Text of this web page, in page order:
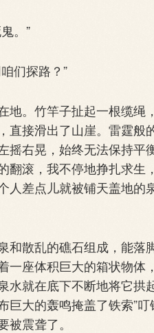
。”
们探路？”
。竹竿子扯起一根缆绳
直接滑出了山崖。雷霆
摇右晃，始终无法保持
翻滚，我不停地挣扎求
人差点儿就被铺天盖地
散乱的礁石组成，能落
一座体积巨大的箱状物
水就在底下不断地将它
巨大的轰鸣掩盖了铁索”
震聋了。